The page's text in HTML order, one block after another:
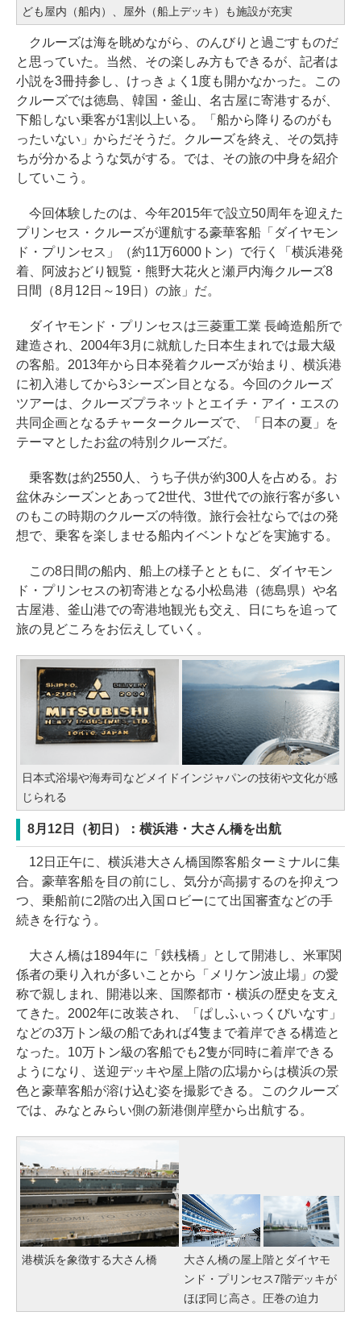
ども屋内（船内）、屋外（船上デッキ）も施設が充実
クルーズは海を眺めながら、のんびりと過ごすものだ
と思っていた。当然、その楽しみ方もできるが、記者は
小説を3冊持参し、けっきょく1度も開かなかった。この
クルーズでは徳島、韓国・釜山、名古屋に寄港するが、
下船しない乗客が1割以上いる。「船から降りるのがも
ったいない」からだそうだ。クルーズを終え、その気持
ちが分かるような気がする。では、その旅の中身を紹介
していこう。
今回体験したのは、今年2015年で設立50周年を迎えた
プリンセス・クルーズが運航する豪華客船「ダイヤモン
ド・プリンセス」（約11万6000トン）で行く「横浜港発
着、阿波おどり観覧・熊野大花火と瀬戸内海クルーズ8
日間（8月12日～19日）の旅」だ。
ダイヤモンド・プリンセスは三菱重工業 長崎造船所で
建造され、2004年3月に就航した日本生まれでは最大級
の客船。2013年から日本発着クルーズが始まり、横浜港
に初入港してから3シーズン目となる。今回のクルーズ
ツアーは、クルーズプラネットとエイチ・アイ・エスの
共同企画となるチャータークルーズで、「日本の夏」を
テーマとしたお盆の特別クルーズだ。
乗客数は約2550人、うち子供が約300人を占める。お
盆休みシーズンとあって2世代、3世代での旅行客が多い
のもこの時期のクルーズの特徴。旅行会社ならではの発
想で、乗客を楽しませる船内イベントなどを実施する。
この8日間の船内、船上の様子とともに、ダイヤモン
ド・プリンセスの初寄港となる小松島港（徳島県）や名
古屋港、釜山港での寄港地観光も交え、日にちを追って
旅の見どころをお伝えしていく。
日本式浴場や海寿司などメイドインジャパンの技術や文化が感
じられる
8月12日（初日）：横浜港・大さん橋を出航
12日正午に、横浜港大さん橋国際客船ターミナルに集
合。豪華客船を目の前にし、気分が高揚するのを抑えつ
つ、乗船前に2階の出入国ロビーにて出国審査などの手
続きを行なう。
大さん橋は1894年に「鉄桟橋」として開港し、米軍関
係者の乗り入れが多いことから「メリケン波止場」の愛
称で親しまれ、開港以来、国際都市・横浜の歴史を支え
てきた。2002年に改装され、「ぱしふぃっくびいなす」
などの3万トン級の船であれば4隻まで着岸できる構造と
なった。10万トン級の客船でも2隻が同時に着岸できる
ようになり、送迎デッキや屋上階の広場からは横浜の景
色と豪華客船が溶け込む姿を撮影できる。このクルーズ
では、みなとみらい側の新港側岸壁から出航する。
港横浜を象徴する大さん橋
大さん橋の屋上階とダイヤモ
ンド・プリンセス7階デッキが
ほぼ同じ高さ。圧巻の迫力